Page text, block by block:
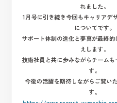
れました。
1月号に引き続き今回もキャリアデ
についてです。
サポート体制の進化と夢真が最終
えします。
技術社員と共に歩みながらチームも
す。
今後の活躍を期待しながらご覧い
す。